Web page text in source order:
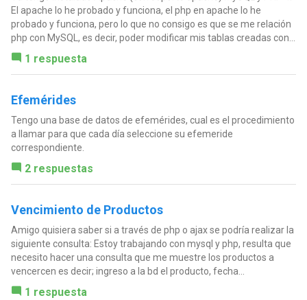
El apache lo he probado y funciona, el php en apache lo he
probado y funciona, pero lo que no consigo es que se me relación
php con MySQL, es decir, poder modificar mis tablas creadas con...
1 respuesta
Efemérides
Tengo una base de datos de efemérides, cual es el procedimiento
a llamar para que cada día seleccione su efemeride
correspondiente.
2 respuestas
Vencimiento de Productos
Amigo quisiera saber si a través de php o ajax se podría realizar la
siguiente consulta: Estoy trabajando con mysql y php, resulta que
necesito hacer una consulta que me muestre los productos a
vencercen es decir; ingreso a la bd el producto, fecha...
1 respuesta